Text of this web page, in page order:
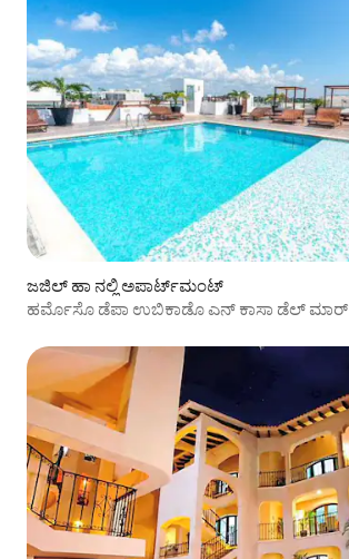
ಜಜಿಲ್ ಹಾ ನಲ್ಲಿ ಅಪಾರ್ಟ್‌ಮಂಟ್
ಹರ್ಮೊಸೊ ಡೆಪಾ ಉಬಿಕಾಡೊ ಎನ್ ಕಾಸಾ ಡೆಲ್ ಮಾರ್